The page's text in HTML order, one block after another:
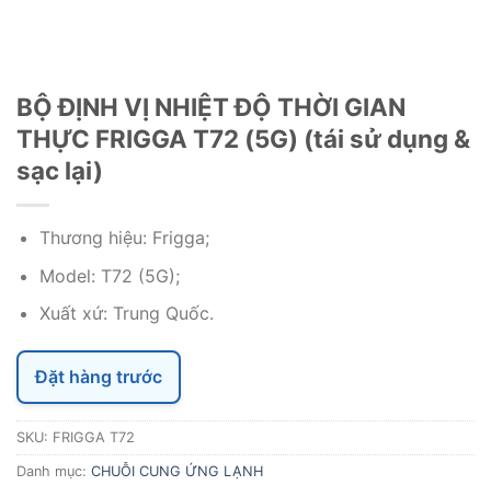
BỘ ĐỊNH VỊ NHIỆT ĐỘ THỜI GIAN
THỰC FRIGGA T72 (5G) (tái sử dụng &
sạc lại)
Thương hiệu: Frigga;
Model: T72 (5G);
Xuất xứ: Trung Quốc.
Đặt hàng trước
SKU: FRIGGA T72
Danh mục: CHUỖI CUNG ỨNG LẠNH